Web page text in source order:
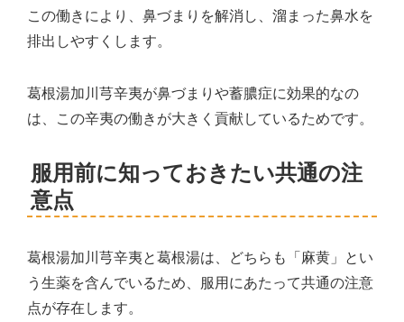
この働きにより、鼻づまりを解消し、溜まった鼻水を
排出しやすくします。
葛根湯加川芎辛夷が鼻づまりや蓄膿症に効果的なの
は、この辛夷の働きが大きく貢献しているためです。
服用前に知っておきたい共通の注
意点
葛根湯加川芎辛夷と葛根湯は、どちらも「麻黄」とい
う生薬を含んでいるため、服用にあたって共通の注意
点が存在します。